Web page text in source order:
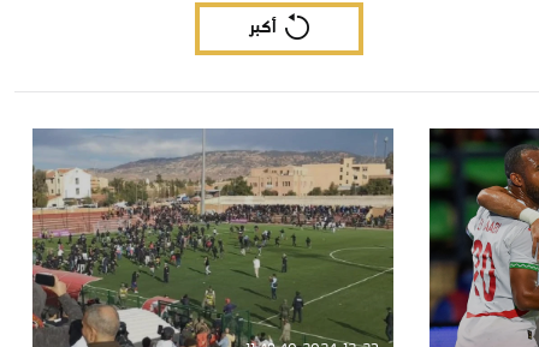
أكبر